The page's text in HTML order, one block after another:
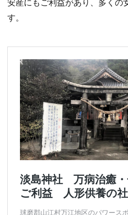
安産にもご利益があり、多くの
す。